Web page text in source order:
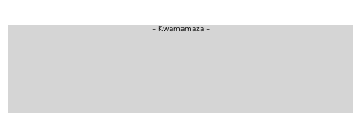
- Kwamamaza -